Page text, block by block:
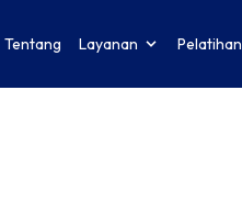
Tentang Layanan Pelatihan